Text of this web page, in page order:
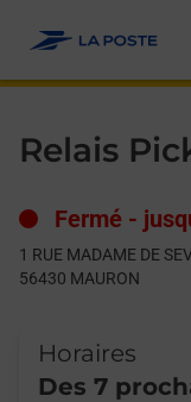
Relais
Fermé -
1 RUE MADAME DE
56430 MAURON
Horaires
Des 7